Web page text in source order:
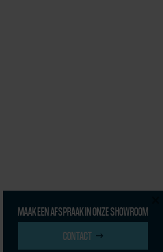
MAAK EEN AFSPRAAK IN ONZE SHOWROOM
CONTACT